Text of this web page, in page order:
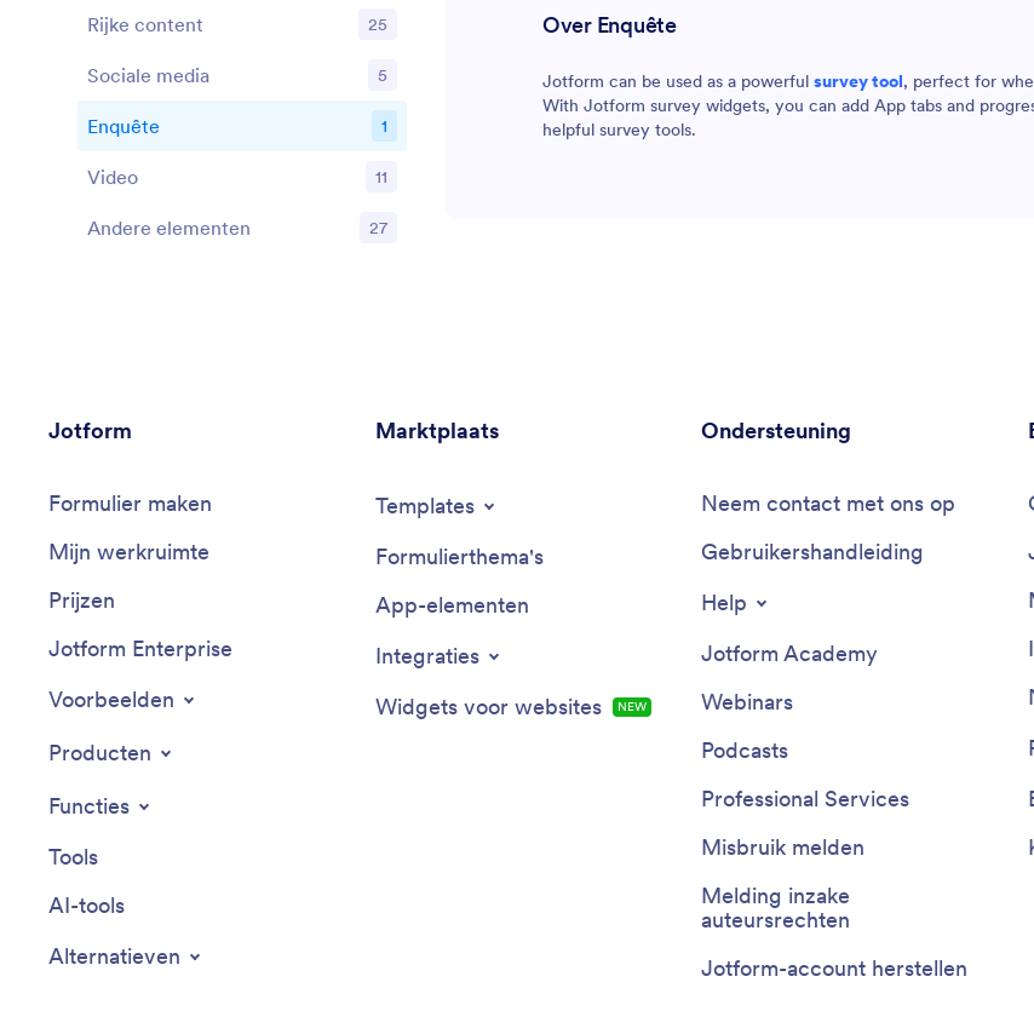
Over Enquête
Jotform can be used as a powerful survey tool, perfect for
With Jotform survey widgets, you can add App tabs and
helpful survey tools.
Rijke content 25
Sociale media 5
Enquête 1
Video 11
Andere elementen 27
Jotform
Formulier maken
Mijn werkruimte
Prijzen
Jotform Enterprise
Voorbeelden
Producten
Functies
Tools
AI-tools
Alternatieven
Marktplaats
Templates
Formulierthema's
App-elementen
Integraties
Widgets voor websites
NEW
Ondersteuning
Neem contact met ons op
Gebruikershandleiding
Help
Jotform Academy
Webinars
Podcasts
Professional Services
Misbruik melden
Melding inzake
auteursrechten
Jotform-account herstellen